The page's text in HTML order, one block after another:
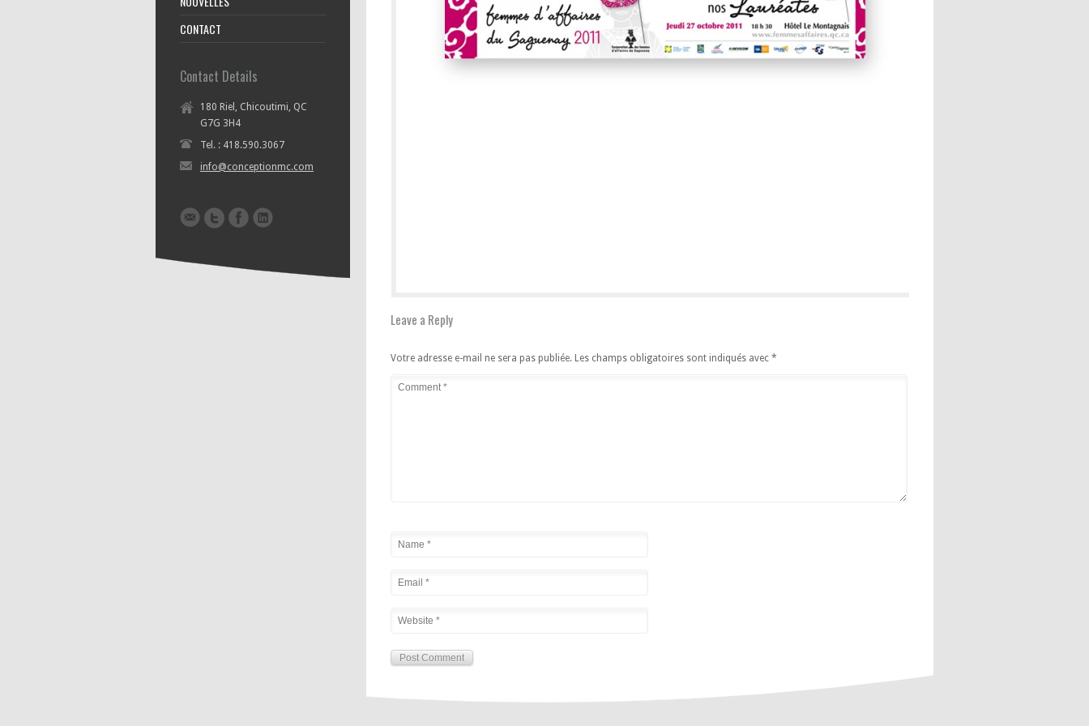
Leave a Reply
Votre adresse e-mail ne sera pas publiée. Les champs obligatoires sont indiqués avec *
CONTACT
Contact Details
180 Riel, Chicoutimi, QC
G7G 3H4
Tel. : 418.590.3067
info@conceptionmc.com